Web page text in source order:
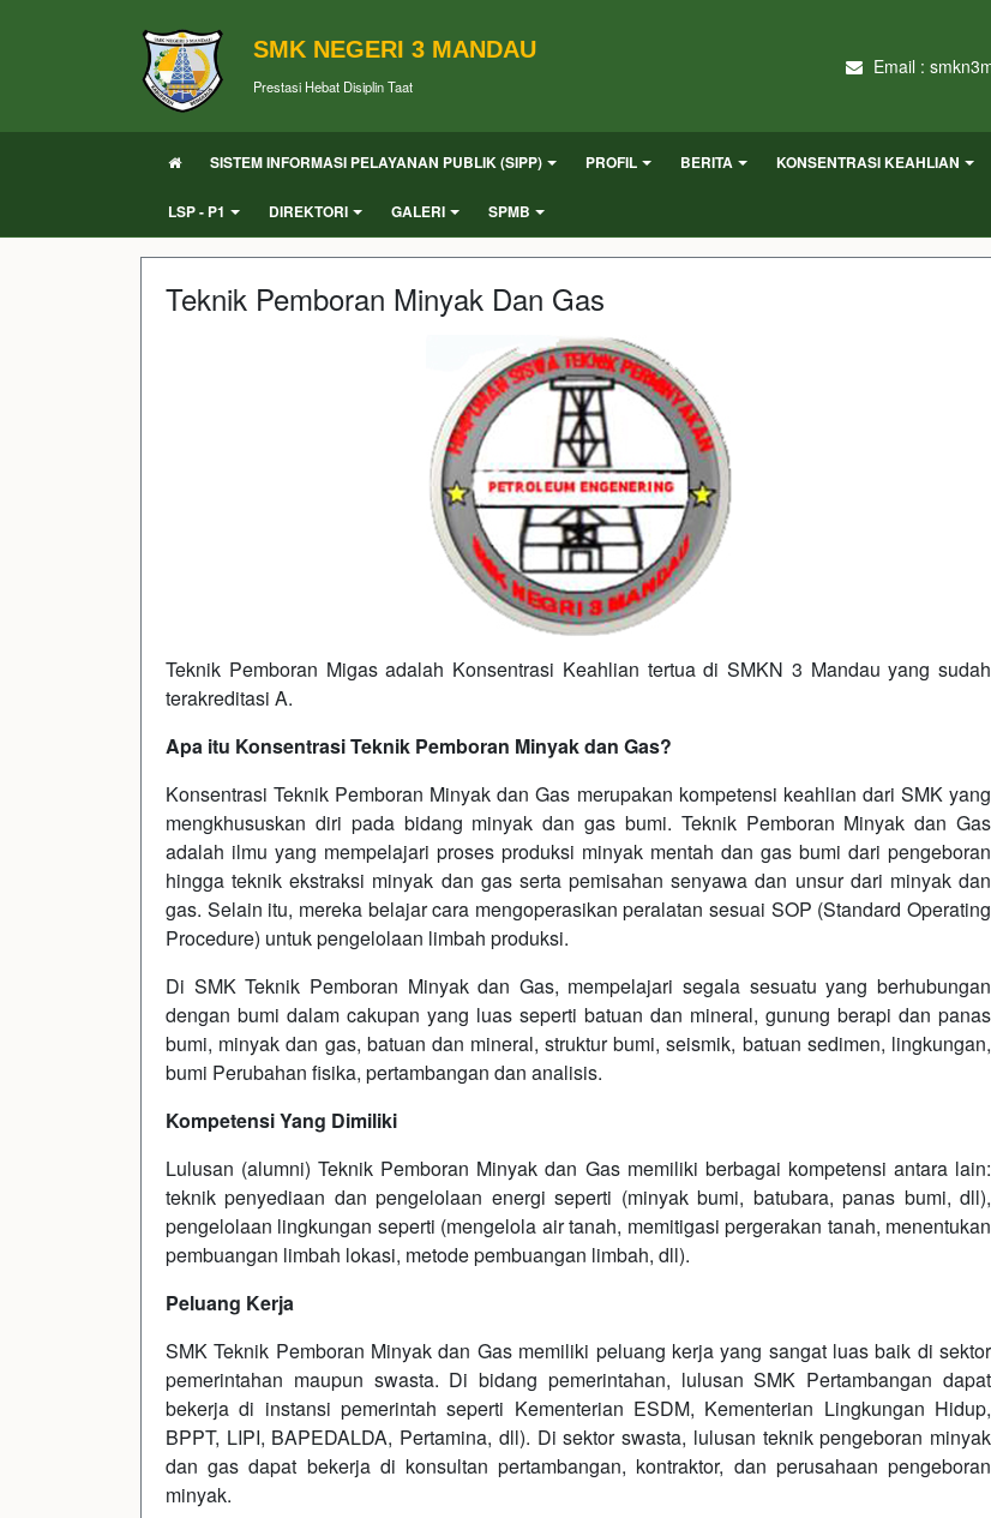
SMK NEGERI 3 MANDAU
Prestasi Hebat Disiplin Taat
Email :
SISTEM INFORMASI PELAYANAN PUBLIK (SIPP) PROFIL BERITA KONSENTRASI KEAHLIAN
LSP - P1 DIREKTORI GALERI SPMB
Teknik Pemboran Minyak Dan Gas
Teknik Pemboran Migas adalah Konsentrasi Keahlian tertua di SMKN 3 Mandau yang sudah
terakreditasi A.
Apa itu Konsentrasi Teknik Pemboran Minyak dan Gas?
Konsentrasi Teknik Pemboran Minyak dan Gas merupakan kompetensi keahlian dari SMK yang
mengkhususkan diri pada bidang minyak dan gas bumi. Teknik Pemboran Minyak dan Gas
adalah ilmu yang mempelajari proses produksi minyak mentah dan gas bumi dari pengeboran
hingga teknik ekstraksi minyak dan gas serta pemisahan senyawa dan unsur dari minyak dan
gas. Selain itu, mereka belajar cara mengoperasikan peralatan sesuai SOP (Standard Operating
Procedure) untuk pengelolaan limbah produksi.
Di SMK Teknik Pemboran Minyak dan Gas, mempelajari segala sesuatu yang berhubungan
dengan bumi dalam cakupan yang luas seperti batuan dan mineral, gunung berapi dan panas
bumi, minyak dan gas, batuan dan mineral, struktur bumi, seismik, batuan sedimen, lingkungan,
bumi Perubahan fisika, pertambangan dan analisis.
Kompetensi Yang Dimiliki
Lulusan (alumni) Teknik Pemboran Minyak dan Gas memiliki berbagai kompetensi antara lain:
teknik penyediaan dan pengelolaan energi seperti (minyak bumi, batubara, panas bumi, dll),
pengelolaan lingkungan seperti (mengelola air tanah, memitigasi pergerakan tanah, menentukan
pembuangan limbah lokasi, metode pembuangan limbah, dll).
Peluang Kerja
SMK Teknik Pemboran Minyak dan Gas memiliki peluang kerja yang sangat luas baik di sektor
pemerintahan maupun swasta. Di bidang pemerintahan, lulusan SMK Pertambangan dapat
bekerja di instansi pemerintah seperti Kementerian ESDM, Kementerian Lingkungan Hidup,
BPPT, LIPI, BAPEDALDA, Pertamina, dll). Di sektor swasta, lulusan teknik pengeboran minyak
dan gas dapat bekerja di konsultan pertambangan, kontraktor, dan perusahaan pengeboran
minyak.